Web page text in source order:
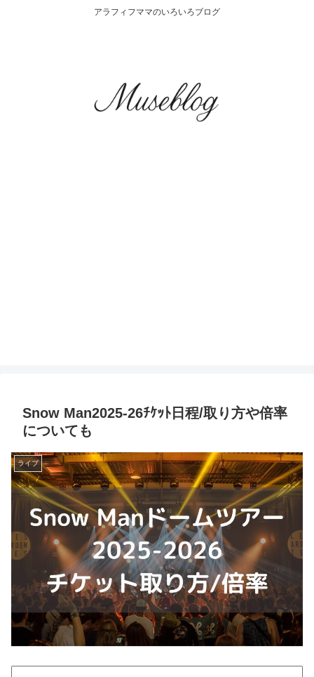
アラフィフママのいろいろブログ
Snow Man2025-26ﾁｹｯﾄ日程/取り方や倍率
についても
ライブ